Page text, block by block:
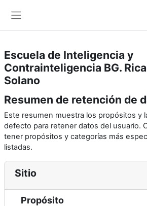
Escuela de Inteligencia y
Contrainteligencia BG.
Solano
Resumen de retención de
Este resumen muestra los propósitos y
defecto para retener datos del usuario.
tener propósitos y categorías más
listadas.
Sitio
Propósito